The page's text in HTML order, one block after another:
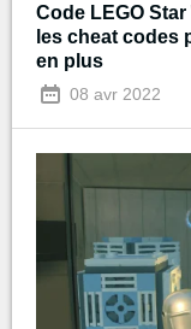
Code LEGO
les cheat codes
en plus
08 avr 2022